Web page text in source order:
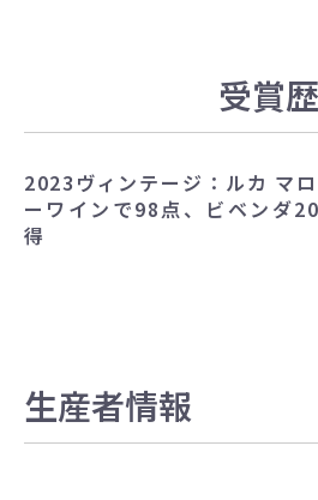
受賞歴
2023ヴィンテージ：ルカ マ
ーワインで98点、ビベンダ
得
生産者情報